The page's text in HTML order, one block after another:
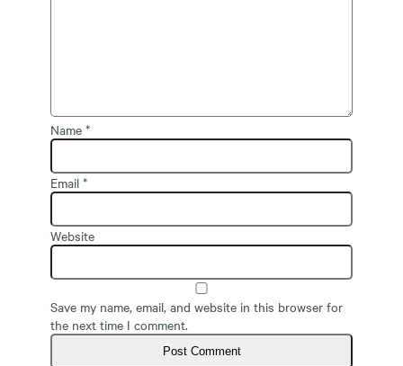
Name *
Email *
Website
Save my name, email, and website in this browser for
the next time I comment.